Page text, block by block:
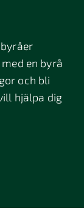
en byrå
och bli
hjälpa dig